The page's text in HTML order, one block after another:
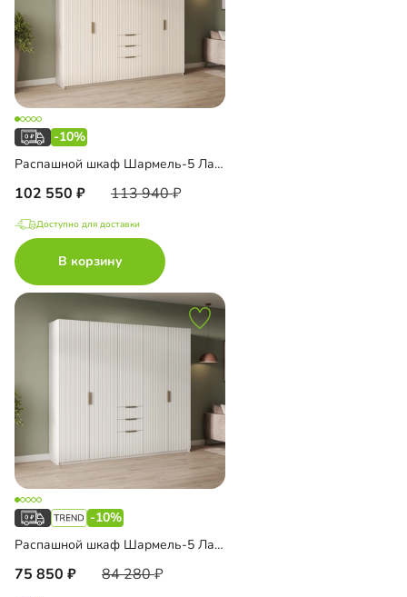
-10%
Распашной шкаф Шармель-5 Лайф с ящиками и антресолью
102 550 113 940
Доступно для доставки
В корзину
-10%
Распашной шкаф Шармель-5 Лайф с ящиками
75 850 84 280